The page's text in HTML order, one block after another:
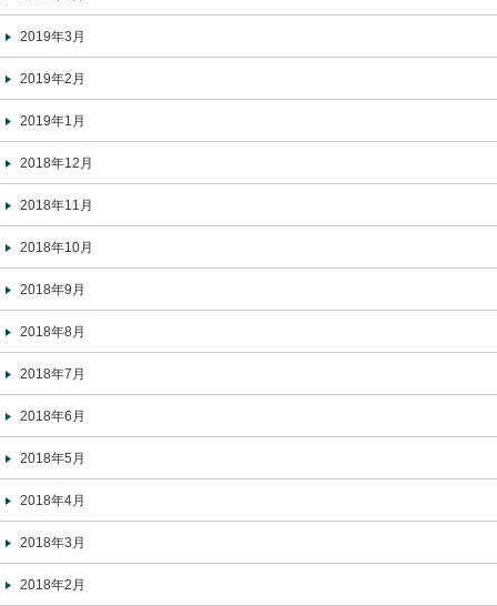
2019年3月
2019年2月
2019年1月
2018年12月
2018年11月
2018年10月
2018年9月
2018年8月
2018年7月
2018年6月
2018年5月
2018年4月
2018年3月
2018年2月